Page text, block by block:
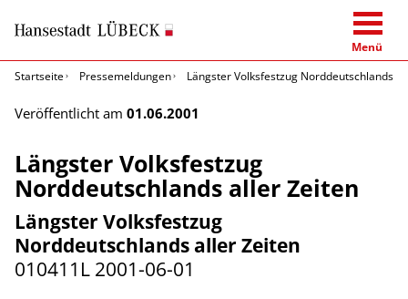
Menü
Startseite
Pressemeldungen Längster Volksfestzug Norddeutschlands
Veröffentlicht am 01.06.2001
Längster Volksfestzug
Norddeutschlands aller Zeiten
Längster Volksfestzug
Norddeutschlands aller Zeiten
010411L 2001-06-01